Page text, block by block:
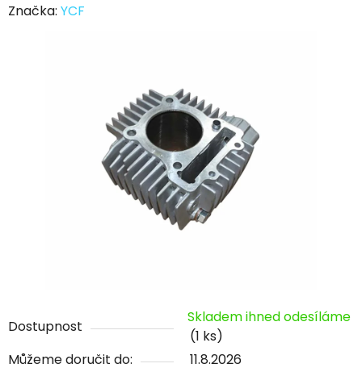
Dostupnost
Skladem ihned odesíláme
(1 ks)
Můžeme doručit do:
11.8.2026
Značka: YCF